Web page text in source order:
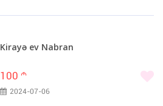
Kirayə ev Nabran
100 m
2024-07-06